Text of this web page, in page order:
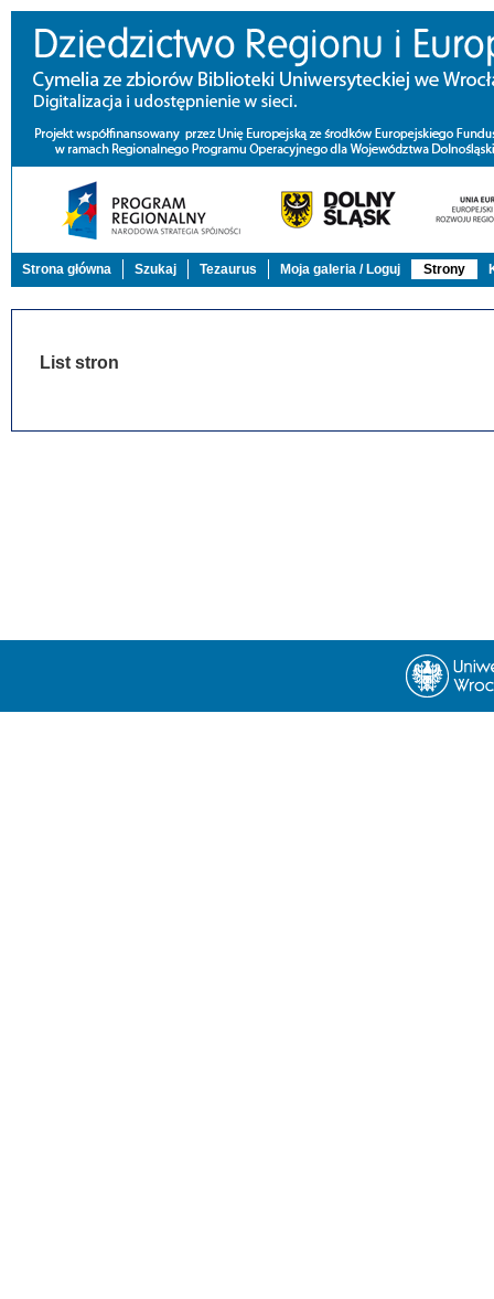
Strona główna Szukaj Tezaurus Moja galeria / Loguj Strony
List stron